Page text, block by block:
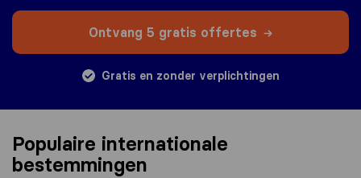
Ontvang 5 gratis offertes
Gratis en zonder verplichtingen
Populaire internationale
bestemmingen